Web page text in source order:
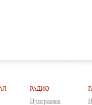
РАДИО
Программа